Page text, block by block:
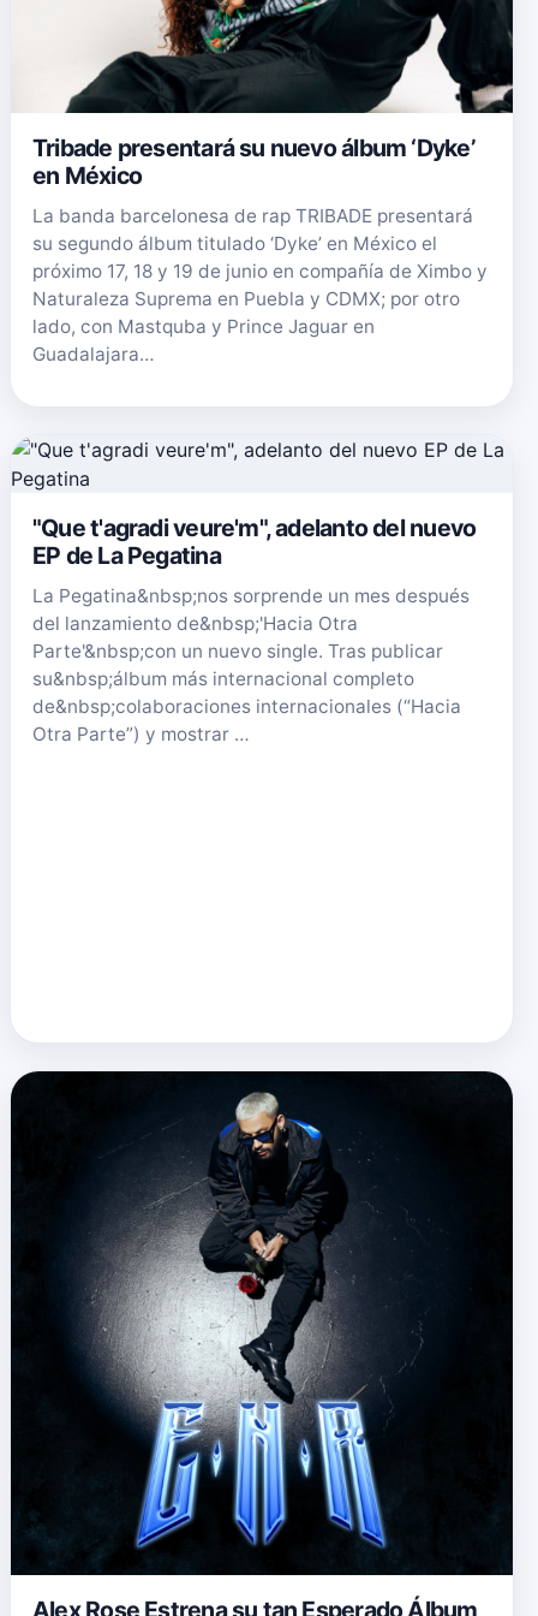
Tribade presentará su nuevo álbum ‘Dyke’
en México
La banda barcelonesa de rap TRIBADE presentará
su segundo álbum titulado ‘Dyke’ en México el
próximo 17, 18 y 19 de junio en compañía de Ximbo y
Naturaleza Suprema en Puebla y CDMX; por otro
lado, con Mastquba y Prince Jaguar en
Guadalajara…
"Que t'agradi veure'm", adelanto del nuevo
EP de La Pegatina
La Pegatina&nbsp;nos sorprende un mes después
del lanzamiento de&nbsp;'Hacia Otra
Parte'&nbsp;con un nuevo single. Tras publicar
su&nbsp;álbum más internacional completo
de&nbsp;colaboraciones internacionales (“Hacia
Otra Parte”) y mostrar …